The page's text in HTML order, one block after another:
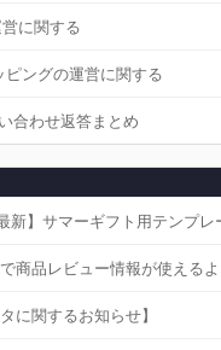
に関する
ングの運営に関する
合わせ返答まとめ
新】サマーギフト用テンプレ
商品レビュー情報が使える
に関するお知らせ】